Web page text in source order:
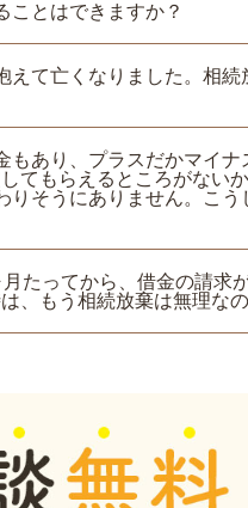
ことはできますか？
えて亡くなりました。相
もあり、プラスだかマイ
てもらえるところがない
りそうにありません。こ
たってから、借金の請求
、もう相続放棄は無理な